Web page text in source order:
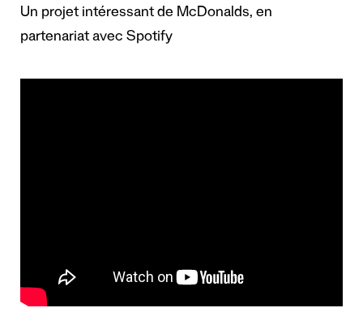
Un projet intéressant de McDonalds, en
partenariat avec Spotify